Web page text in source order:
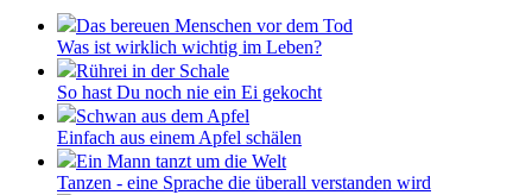
Das bereuen Menschen vor dem Tod
Was ist wirklich wichtig im Leben?
Rührei in der Schale
So hast Du noch nie ein Ei gekocht
Schwan aus dem Apfel
Einfach aus einem Apfel schälen
Ein Mann tanzt um die Welt
Tanzen - eine Sprache die überall verstanden wird